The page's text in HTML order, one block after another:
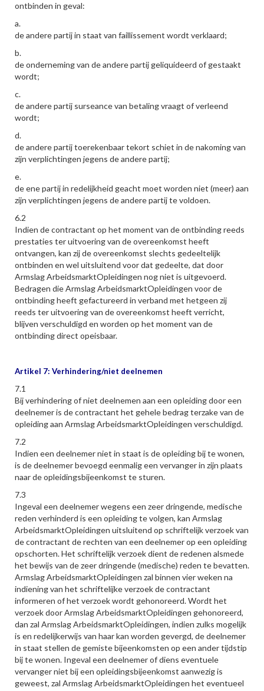
ontbinden in geval:
a.
de andere partij in staat van faillissement wordt verklaard;
b.
de onderneming van de andere partij geliquideerd of gestaakt
wordt;
c.
de andere partij surseance van betaling vraagt of verleend
wordt;
d.
de andere partij toerekenbaar tekort schiet in de nakoming van
zijn verplichtingen jegens de andere partij;
e.
de ene partij in redelijkheid geacht moet worden niet (meer) aan
zijn verplichtingen jegens de andere partij te voldoen.
6.2
Indien de contractant op het moment van de ontbinding reeds
prestaties ter uitvoering van de overeenkomst heeft
ontvangen, kan zij de overeenkomst slechts gedeeltelijk
ontbinden en wel uitsluitend voor dat gedeelte, dat door
Armslag ArbeidsmarktOpleidingen nog niet is uitgevoerd.
Bedragen die Armslag ArbeidsmarktOpleidingen voor de
ontbinding heeft gefactureerd in verband met hetgeen zij
reeds ter uitvoering van de overeenkomst heeft verricht,
blijven verschuldigd en worden op het moment van de
ontbinding direct opeisbaar.
Artikel 7: Verhindering/niet deelnemen
7.1
Bij verhindering of niet deelnemen aan een opleiding door een
deelnemer is de contractant het gehele bedrag terzake van de
opleiding aan Armslag ArbeidsmarktOpleidingen verschuldigd.
7.2
Indien een deelnemer niet in staat is de opleiding bij te wonen,
is de deelnemer bevoegd eenmalig een vervanger in zijn plaats
naar de opleidingsbijeenkomst te sturen.
7.3
Ingeval een deelnemer wegens een zeer dringende, medische
reden verhinderd is een opleiding te volgen, kan Armslag
ArbeidsmarktOpleidingen uitsluitend op schriftelijk verzoek van
de contractant de rechten van een deelnemer op een opleiding
opschorten. Het schriftelijk verzoek dient de redenen alsmede
het bewijs van de zeer dringende (medische) reden te bevatten.
Armslag ArbeidsmarktOpleidingen zal binnen vier weken na
indiening van het schriftelijke verzoek de contractant
informeren of het verzoek wordt gehonoreerd. Wordt het
verzoek door Armslag ArbeidsmarktOpleidingen gehonoreerd,
dan zal Armslag ArbeidsmarktOpleidingen, indien zulks mogelijk
is en redelijkerwijs van haar kan worden gevergd, de deelnemer
in staat stellen de gemiste bijeenkomsten op een ander tijdstip
bij te wonen. Ingeval een deelnemer of diens eventuele
vervanger niet bij een opleidingsbijeenkomst aanwezig is
geweest, zal Armslag ArbeidsmarktOpleidingen het eventueel